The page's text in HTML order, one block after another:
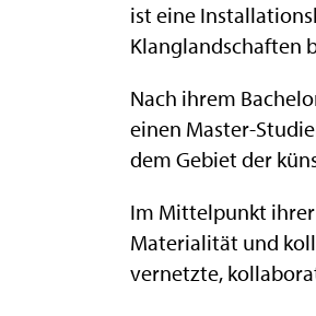
ist eine
Klanglandschaften
Nach ihrem
einen Master-
dem Gebiet der
Im Mittelpunkt ihrer
Materialität und
vernetzte,